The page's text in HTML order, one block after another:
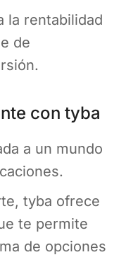
la rentabilidad
de
con tyba
a un mundo
tyba ofrece
te permite
de opciones